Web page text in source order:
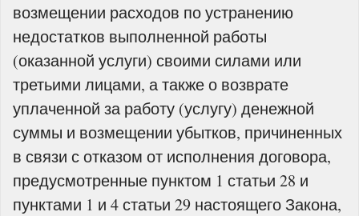
возмещении расходов по устранению
недостатков выполненной работы
(оказанной услуги) своими силами или
третьими лицами, а также о возврате
уплаченной за работу (услугу) денежной
суммы и возмещении убытков, причиненных
в связи с отказом от исполнения договора,
предусмотренные пунктом 1 статьи 28 и
пунктами 1 и 4 статьи 29 настоящего Закона,